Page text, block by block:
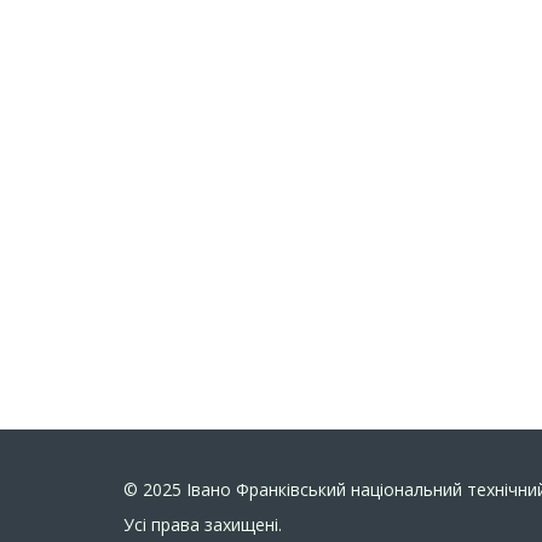
© 2025 Івано Франківський національний
Усi права захищенi.